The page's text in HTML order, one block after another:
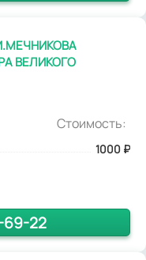
ВЕЛИКОГО
Стоимость:
1000 ₽
69-22